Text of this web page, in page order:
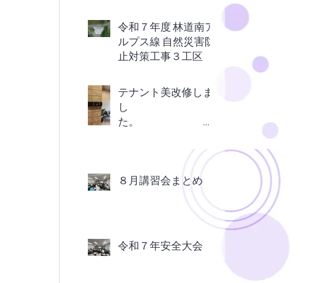
令和７年度 林道南ア
ルプス線 自然災害防
止対策工事３工区
テナント美改修しま
し
た。
８月講習会まとめ
令和７年安全大会